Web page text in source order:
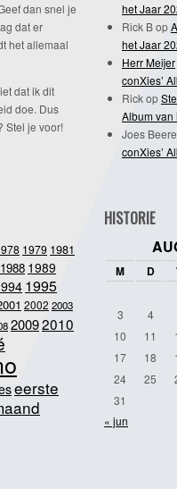
dan snel je
dat er
het allemaal
dat ik dit
doe. Dus
Stel je voor!
het Jaar
Rick Bop
het Jaar
Herr Meijer
conXies’
Rickop
Album van
Joes
conXies’
1979 1981
1988 1989
1995
2002 2003
20092010
eerste
HISTORIE
M D
3
4
10
11
17
18
24
25
31
« jun